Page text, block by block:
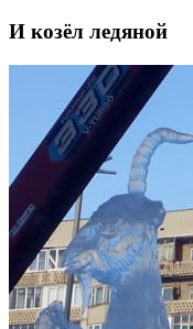
И козёл ледяной